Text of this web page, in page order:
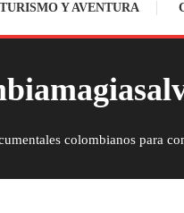
TURISMO Y AVENTURA
colombianos para